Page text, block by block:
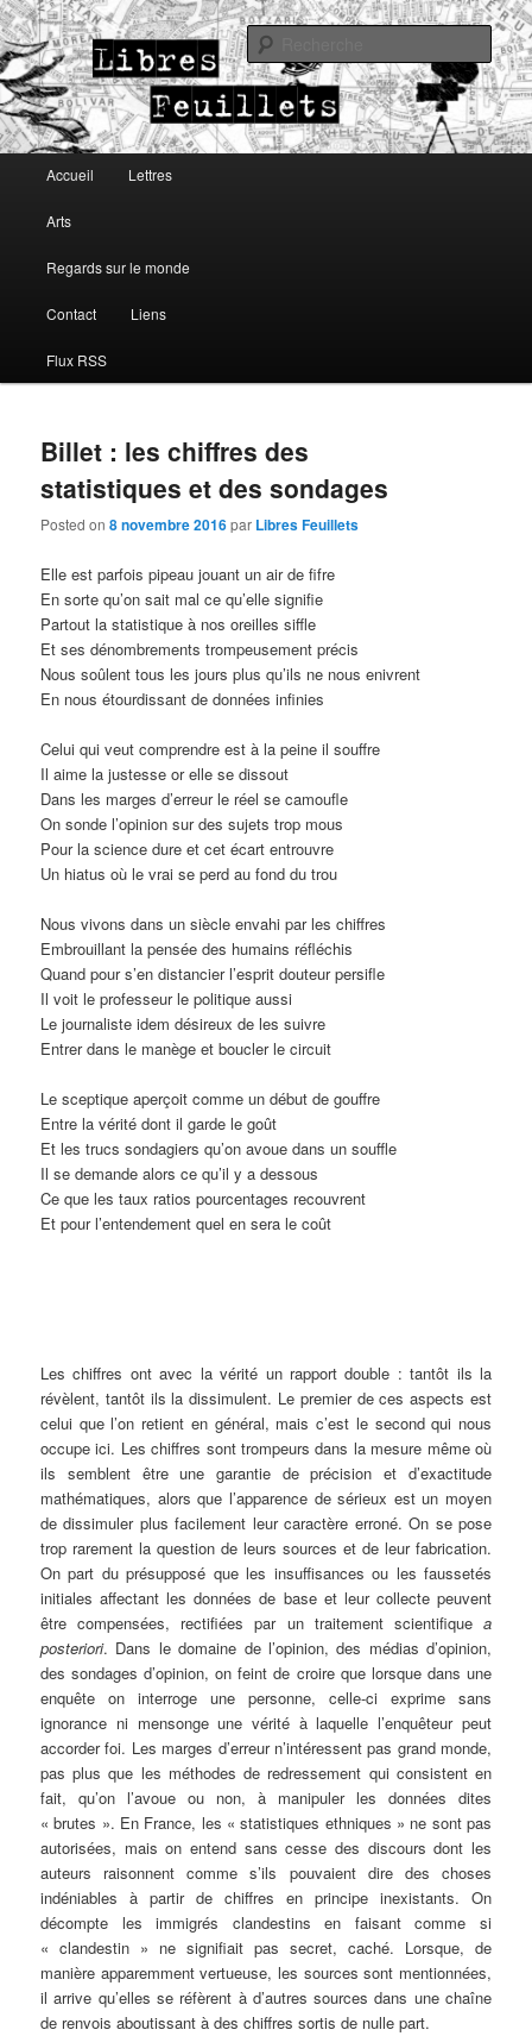
Libres Feuillets
Lettres, arts, regards sur le monde
Aller au contenu principal
Aller au contenu secondaire
Accueil Lettres
Arts
Regards sur le monde
Contact Liens
Flux RSS
Billet : les chiffres des
statistiques et des sondages
Posted on8 novembre 2016par Libres Feuillets
Elle est parfois pipeau jouant un air de fifre
En sorte qu’on sait mal ce qu’elle signifie
Partout la statistique à nos oreilles siffle
Et ses dénombrements trompeusement précis
Nous soûlent tous les jours plus qu’ils ne nous enivrent
En nous étourdissant de données infinies
Celui qui veut comprendre est à la peine il souffre
Il aime la justesse or elle se dissout
Dans les marges d’erreur le réel se camoufle
On sonde l’opinion sur des sujets trop mous
Pour la science dure et cet écart entrouvre
Un hiatus où le vrai se perd au fond du trou
Nous vivons dans un siècle envahi par les chiffres
Embrouillant la pensée des humains réfléchis
Quand pour s’en distancier l’esprit douteur persifle
Il voit le professeur le politique aussi
Le journaliste idem désireux de les suivre
Entrer dans le manège et boucler le circuit
Le sceptique aperçoit comme un début de gouffre
Entre la vérité dont il garde le goût
Et les trucs sondagiers qu’on avoue dans un souffle
Il se demande alors ce qu’il y a dessous
Ce que les taux ratios pourcentages recouvrent
Et pour l’entendement quel en sera le coût
Les chiffres ont avec la vérité un rapport double : tantôt ils la
révèlent, tantôt ils la dissimulent. Le premier de ces aspects est
celui que l’on retient en général, mais c’est le second qui nous
occupe ici. Les chiffres sont trompeurs dans la mesure même où
ils semblent être une garantie de précision et d’exactitude
mathématiques, alors que l’apparence de sérieux est un moyen
de dissimuler plus facilement leur caractère erroné. On se pose
trop rarement la question de leurs sources et de leur fabrication.
On part du présupposé que les insuffisances ou les faussetés
initiales affectant les données de base et leur collecte peuvent
être compensées, rectifiées par un traitement scientifique a
posteriori. Dans le domaine de l’opinion, des médias d’opinion,
des sondages d’opinion, on feint de croire que lorsque dans une
enquête on interroge une personne, celle-ci exprime sans
ignorance ni mensonge une vérité à laquelle l’enquêteur peut
accorder foi. Les marges d’erreur n’intéressent pas grand monde,
pas plus que les méthodes de redressement qui consistent en
fait, qu’on l’avoue ou non, à manipuler les données dites
« brutes ». En France, les « statistiques ethniques » ne sont pas
autorisées, mais on entend sans cesse des discours dont les
auteurs raisonnent comme s’ils pouvaient dire des choses
indéniables à partir de chiffres en principe inexistants. On
décompte les immigrés clandestins en faisant comme si
« clandestin » ne signifiait pas secret, caché. Lorsque, de
manière apparemment vertueuse, les sources sont mentionnées,
il arrive qu’elles se réfèrent à d’autres sources dans une chaîne
de renvois aboutissant à des chiffres sortis de nulle part.